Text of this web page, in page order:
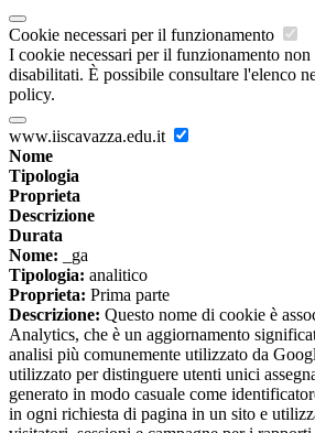
Cookie necessari per il funzionamento
I cookie necessari per il funzionamento non
disabilitati. È possibile consultare l'elenco
policy.
www.iiscavazza.edu.it
Nome
Tipologia
Proprieta
Descrizione
Durata
Nome: _ga
Tipologia: analitico
Proprieta: Prima parte
Descrizione: Questo nome di cookie è
Analytics, che è un aggiornamento
analisi più comunemente utilizzato da
utilizzato per distinguere utenti unici
generato in modo casuale come
in ogni richiesta di pagina in un sito e